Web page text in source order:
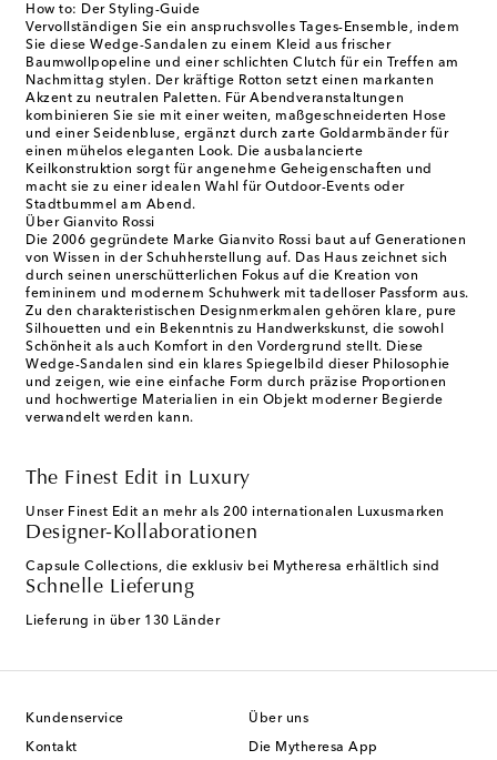
How to: Der Styling-Guide
Vervollständigen Sie ein anspruchsvolles Tages-Ensemble, indem
Sie diese Wedge-Sandalen zu einem Kleid aus frischer
Baumwollpopeline und einer schlichten Clutch für ein Treffen am
Nachmittag stylen. Der kräftige Rotton setzt einen markanten
Akzent zu neutralen Paletten. Für Abendveranstaltungen
kombinieren Sie sie mit einer weiten, maßgeschneiderten Hose
und einer Seidenbluse, ergänzt durch zarte Goldarmbänder für
einen mühelos eleganten Look. Die ausbalancierte
Keilkonstruktion sorgt für angenehme Geheigenschaften und
macht sie zu einer idealen Wahl für Outdoor-Events oder
Stadtbummel am Abend.
Über Gianvito Rossi
Die 2006 gegründete Marke Gianvito Rossi baut auf Generationen
von Wissen in der Schuhherstellung auf. Das Haus zeichnet sich
durch seinen unerschütterlichen Fokus auf die Kreation von
femininem und modernem Schuhwerk mit tadelloser Passform aus.
Zu den charakteristischen Designmerkmalen gehören klare, pure
Silhouetten und ein Bekenntnis zu Handwerkskunst, die sowohl
Schönheit als auch Komfort in den Vordergrund stellt. Diese
Wedge-Sandalen sind ein klares Spiegelbild dieser Philosophie
und zeigen, wie eine einfache Form durch präzise Proportionen
und hochwertige Materialien in ein Objekt moderner Begierde
verwandelt werden kann.
The Finest Edit in Luxury
Unser Finest Edit an mehr als 200 internationalen Luxusmarken
Designer-Kollaborationen
Capsule Collections, die exklusiv bei Mytheresa erhältlich sind
Schnelle Lieferung
Lieferung in über 130 Länder
Kundenservice
Kontakt
Über uns
Die Mytheresa App